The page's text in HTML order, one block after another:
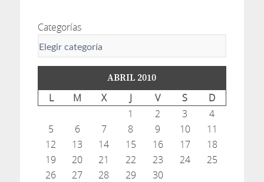
Categorías
ABRIL 2010
L M X J V S D
1 2 3
4
5
6 7 8 9 10
11
12
13 14 15 16 17
18
19
20 21 22 23 24
25
26
27 28 29 30